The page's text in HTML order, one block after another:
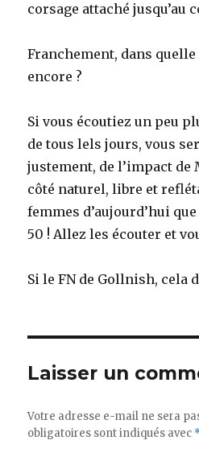
corsage attaché jusqu’au
Franchement, dans
encore ?
Si vous écoutiez un peu
de tous lels jours, vous
justement, de l’impact de
côté naturel, libre et
femmes d’aujourd’hui
50 ! Allez les écouter et
Si le FN de Gollnish, cela
Laisser un
Votre adresse e-mail ne sera
obligatoires sont indiqués avec